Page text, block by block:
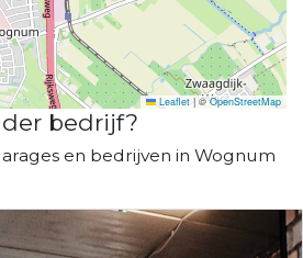
Leaflet |©OpenStreetMap
bedrijf?
en bedrijven in Wognum